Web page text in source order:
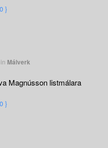
}
in Málverk
Magnússon listmálara
}